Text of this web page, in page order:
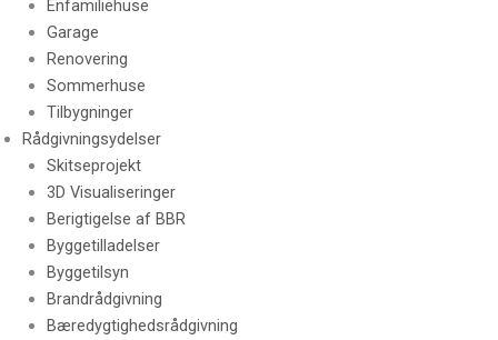
Enfamiliehuse
Garage
Renovering
Sommerhuse
Tilbygninger
Rådgivningsydelser
Skitseprojekt
3D Visualiseringer
Berigtigelse af BBR
Byggetilladelser
Byggetilsyn
Brandrådgivning
Bæredygtighedsrådgivning